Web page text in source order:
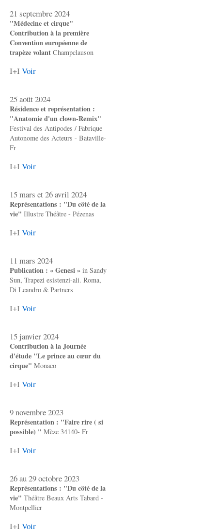
21 septembre 2024
"Médecine et cirque"
Contribution à la première
Convention européenne de
trapèze volant Champclauson
I+I Voir
25 août 2024
Résidence et représentation :
"Anatomie d'un clown-Remix"
Festival des Antipodes / Fabrique
Autonome des Acteurs - Bataville-
Fr
I+I Voir
15 mars et 26 avril 2024
Représentations : "Du côté de la
vie" Illustre Théâtre - Pézenas
I+I Voir
11 mars 2024
Publication : « Genesi » in Sandy
Sun, Trapezi esistenzi-ali. Roma,
Di Leandro & Partners
I+I Voir
15 janvier 2024
Contribution à la Journée
d'étude "Le prince au cœur du
cirque" Monaco
I+I Voir
9 novembre 2023
Représentation : "Faire rire ( si
possible) " Mèze 34140- Fr
I+I Voir
26 au 29 octobre 2023
Représentations : "Du côté de la
vie" Théâtre Beaux Arts Tabard -
Montpellier
I+I Voir